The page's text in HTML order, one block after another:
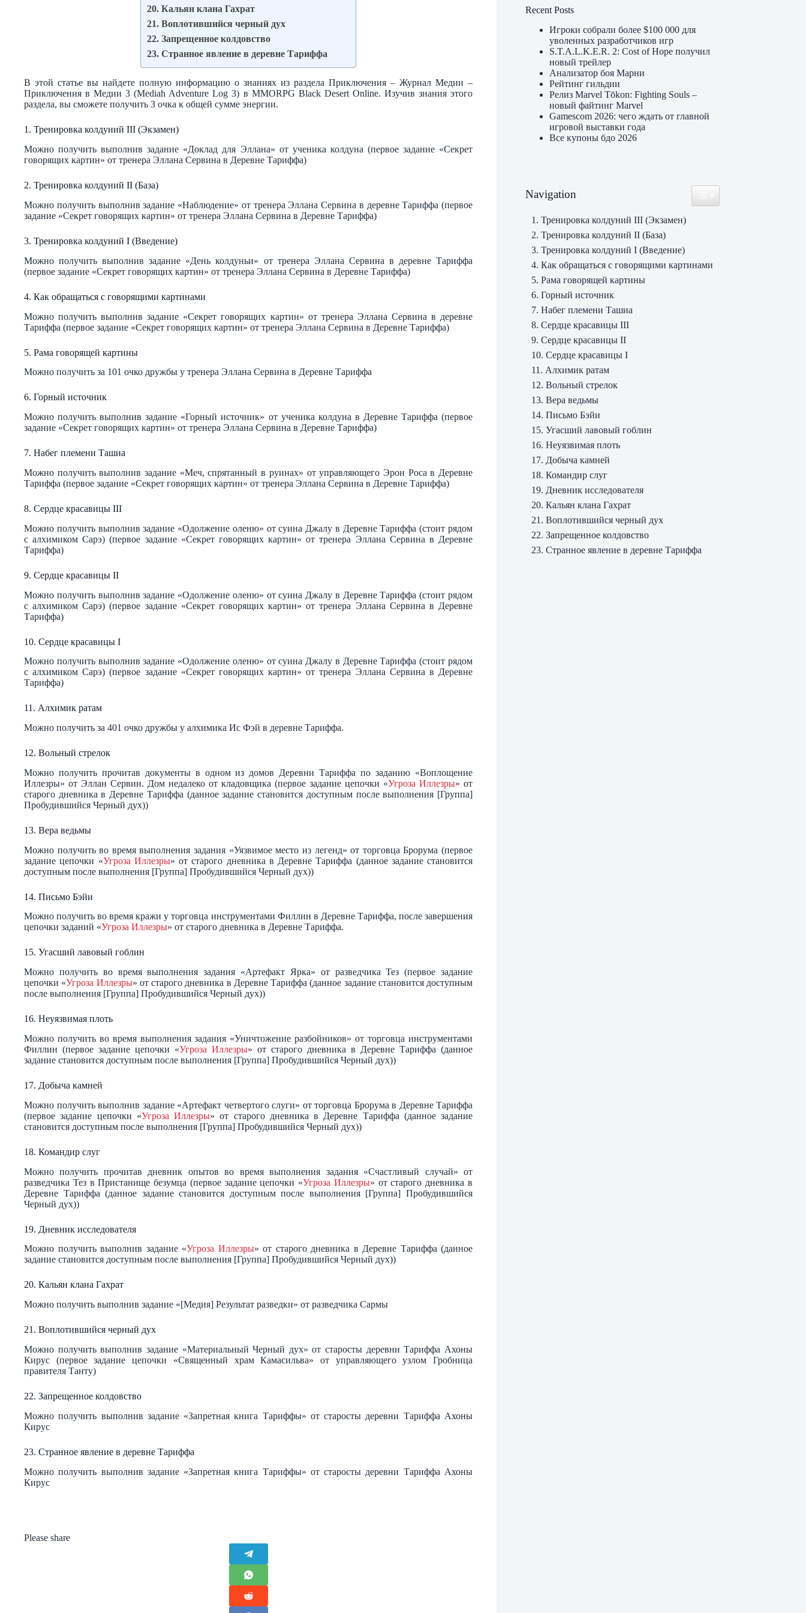
20. Кальян клана Гахрат
21. Воплотившийся черный дух
22. Запрещенное колдовство
23. Странное явление в деревне Тариффа
В этой статье вы найдете полную информацию о знаниях из раздела Приключения – Журнал Медии –
Приключения в Медии 3 (Mediah Adventure Log 3) в MMORPG Black Desert Online. Изучив знания этого
раздела, вы сможете получить 3 очка к общей сумме энергии.
1. Тренировка колдуний III (Экзамен)
Можно получить выполнив задание «Доклад для Эллана» от ученика колдуна (первое задание «Секрет
говорящих картин» от тренера Эллана Сервина в Деревне Тариффа)
2. Тренировка колдуний II (База)
Можно получить выполнив задание «Наблюдение» от тренера Эллана Сервина в деревне Тариффа (первое
задание «Секрет говорящих картин» от тренера Эллана Сервина в Деревне Тариффа)
3. Тренировка колдуний I (Введение)
Можно получить выполнив задание «День колдуньи» от тренера Эллана Сервина в деревне Тариффа
(первое задание «Секрет говорящих картин» от тренера Эллана Сервина в Деревне Тариффа)
4. Как обращаться с говорящими картинами
Можно получить выполнив задание «Секрет говорящих картин» от тренера Эллана Сервина в деревне
Тариффа (первое задание «Секрет говорящих картин» от тренера Эллана Сервина в Деревне Тариффа)
5. Рама говорящей картины
Можно получить за 101 очко дружбы у тренера Эллана Сервина в Деревне Тариффа
6. Горный источник
Можно получить выполнив задание «Горный источник» от ученика колдуна в Деревне Тариффа (первое
задание «Секрет говорящих картин» от тренера Эллана Сервина в Деревне Тариффа)
7. Набег племени Ташиа
Можно получить выполнив задание «Меч, спрятанный в руинах» от управляющего Эрон Роса в Деревне
Тариффа (первое задание «Секрет говорящих картин» от тренера Эллана Сервина в Деревне Тариффа)
8. Сердце красавицы III
Можно получить выполнив задание «Одолжение оленю» от суина Джалу в Деревне Тариффа (стоит рядом
с алхимиком Сарэ) (первое задание «Секрет говорящих картин» от тренера Эллана Сервина в Деревне
Тариффа)
9. Сердце красавицы II
Можно получить выполнив задание «Одолжение оленю» от суина Джалу в Деревне Тариффа (стоит рядом
с алхимиком Сарэ) (первое задание «Секрет говорящих картин» от тренера Эллана Сервина в Деревне
Тариффа)
10. Сердце красавицы I
Можно получить выполнив задание «Одолжение оленю» от суина Джалу в Деревне Тариффа (стоит рядом
с алхимиком Сарэ) (первое задание «Секрет говорящих картин» от тренера Эллана Сервина в Деревне
Тариффа)
11. Алхимик ратам
Можно получить за 401 очко дружбы у алхимика Ис Фэй в деревне Тариффа.
12. Вольный стрелок
Можно получить прочитав документы в одном из домов Деревни Тариффа по заданию «Воплощение
Иллезры» от Эллан Сервин. Дом недалеко от кладовщика (первое задание цепочки «Угроза Иллезры» от
старого дневника в Деревне Тариффа (данное задание становится доступным после выполнения [Группа]
Пробудившийся Черный дух))
13. Вера ведьмы
Можно получить во время выполнения задания «Уязвимое место из легенд» от торговца Брорума (первое
задание цепочки «Угроза Иллезры» от старого дневника в Деревне Тариффа (данное задание становится
доступным после выполнения [Группа] Пробудившийся Черный дух))
14. Письмо Бэйи
Можно получить во время кражи у торговца инструментами Филлин в Деревне Тариффа, после завершения
цепочки заданий «Угроза Иллезры» от старого дневника в Деревне Тариффа.
15. Угасший лавовый гоблин
Можно получить во время выполнения задания «Артефакт Ярка» от разведчика Тез (первое задание
цепочки «Угроза Иллезры» от старого дневника в Деревне Тариффа (данное задание становится доступным
после выполнения [Группа] Пробудившийся Черный дух))
16. Неуязвимая плоть
Можно получить во время выполнения задания «Уничтожение разбойников» от торговца инструментами
Филлин (первое задание цепочки «Угроза Иллезры» от старого дневника в Деревне Тариффа (данное
задание становится доступным после выполнения [Группа] Пробудившийся Черный дух))
17. Добыча камней
Можно получить выполнив задание «Артефакт четвертого слуги» от торговца Брорума в Деревне Тариффа
(первое задание цепочки «Угроза Иллезры» от старого дневника в Деревне Тариффа (данное задание
становится доступным после выполнения [Группа] Пробудившийся Черный дух))
18. Командир слуг
Можно получить прочитав дневник опытов во время выполнения задания «Счастливый случай» от
разведчика Тез в Пристанище безумца (первое задание цепочки «Угроза Иллезры» от старого дневника в
Деревне Тариффа (данное задание становится доступным после выполнения [Группа] Пробудившийся
Черный дух))
19. Дневник исследователя
Можно получить выполнив задание «Угроза Иллезры» от старого дневника в Деревне Тариффа (данное
задание становится доступным после выполнения [Группа] Пробудившийся Черный дух))
20. Кальян клана Гахрат
Можно получить выполнив задание «[Медия] Результат разведки» от разведчика Сармы
21. Воплотившийся черный дух
Можно получить выполнив задание «Материальный Черный дух» от старосты деревни Тариффа Ахоны
Кирус (первое задание цепочки «Священный храм Камасильва» от управляющего узлом Гробница
правителя Танту)
22. Запрещенное колдовство
Можно получить выполнив задание «Запретная книга Тариффы» от старосты деревни Тариффа Ахоны
Кирус
23. Странное явление в деревне Тариффа
Можно получить выполнив задание «Запретная книга Тариффы» от старосты деревни Тариффа Ахоны
Кирус
Please share
Recent Posts
Игроки собрали более $100 000 для
уволенных разработчиков игр
S.T.A.L.K.E.R. 2: Cost of Hope получил
новый трейлер
Анализатор боя Марни
Рейтинг гильдии
Релиз Marvel Tōkon: Fighting Souls –
новый файтинг Marvel
Gamescom 2026: чего ждать от главной
игровой выставки года
Все купоны бдо 2026
Navigation
1. Тренировка колдуний III (Экзамен)
2. Тренировка колдуний II (База)
3. Тренировка колдуний I (Введение)
4. Как обращаться с говорящими картинами
5. Рама говорящей картины
6. Горный источник
7. Набег племени Ташиа
8. Сердце красавицы III
9. Сердце красавицы II
10. Сердце красавицы I
11. Алхимик ратам
12. Вольный стрелок
13. Вера ведьмы
14. Письмо Бэйи
15. Угасший лавовый гоблин
16. Неуязвимая плоть
17. Добыча камней
18. Командир слуг
19. Дневник исследователя
20. Кальян клана Гахрат
21. Воплотившийся черный дух
22. Запрещенное колдовство
23. Странное явление в деревне Тариффа